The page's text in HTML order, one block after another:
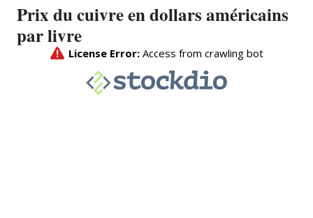
Prix du cuivre en dollars américains
par livre